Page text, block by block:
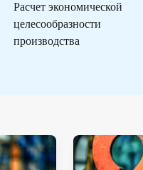
Расчет экономической
целесообразности
производства